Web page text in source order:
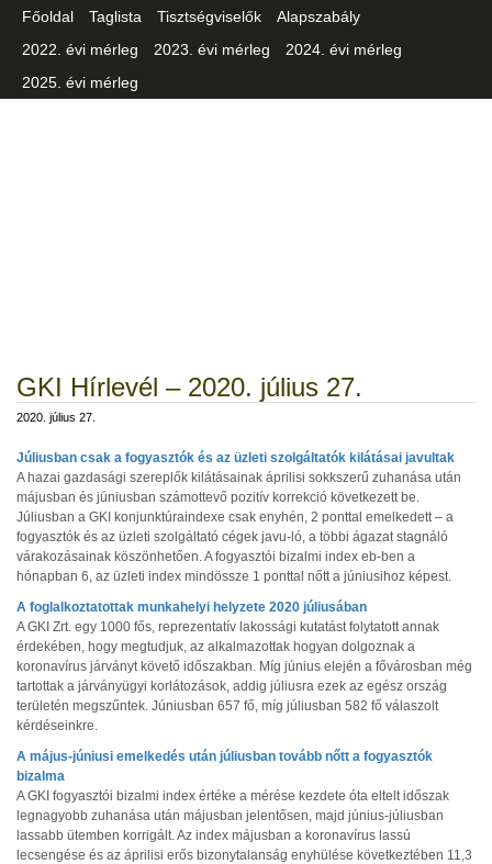
Főoldal Taglista Tisztségviselők
Alapszabály
2022. évi mérleg
2023. évi mérleg
2024. évi mérleg
2025. évi mérleg
GKI Hírlevél – 2020. július 27.
2020. július 27.
Júliusban csak a fogyasztók és az üzleti szolgáltatók kilátásai javultak
A hazai gazdasági szereplők kilátásainak áprilisi sokkszerű zuhanása után
májusban és júniusban számottevő pozitív korrekció következett be.
Júliusban a GKI konjunktúraindexe csak enyhén, 2 ponttal emelkedett – a
fogyasztók és az üzleti szolgáltató cégek javu-ló, a többi ágazat stagnáló
várakozásainak köszönhetően. A fogyasztói bizalmi index eb-ben a
hónapban 6, az üzleti index mindössze 1 ponttal nőtt a júniusihoz képest.
A foglalkoztatottak munkahelyi helyzete 2020 júliusában
A GKI Zrt. egy 1000 fős, reprezentatív lakossági kutatást folytatott annak
érdekében, hogy megtudjuk, az alkalmazottak hogyan dolgoznak a
koronavírus járványt követő időszakban. Míg június elején a fővárosban még
tartottak a járványügyi korlátozások, addig júliusra ezek az egész ország
területén megszűntek. Júniusban 657 fő, míg júliusban 582 fő válaszolt
kérdéseinkre.
A május-júniusi emelkedés után júliusban tovább nőtt a fogyasztók
bizalma
A GKI fogyasztói bizalmi index értéke a mérése kezdete óta eltelt időszak
legnagyobb zuhanása után májusban jelentősen, majd június-júliusban
lassabb ütemben korrigált. Az index májusban a koronavírus lassú
lecsengése és az áprilisi erős bizonytalanság enyhülése következtében 11,3